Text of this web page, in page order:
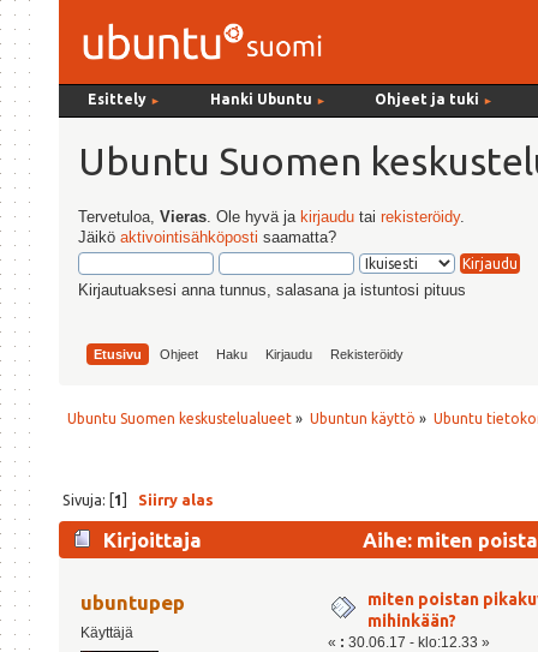
Esittely ► Hanki Ubuntu ► Ohjeet ja tuki ►
Ubuntu Suomen
Tervetuloa,Vieras . Ole hyvä ja kirjaudu tairekisteröidy.
Jäiköaktivointisähköposti saamatta?
Kirjautuaksesi anna tunnus, salasana ja istuntosi pituus
Etusivu Ohjeet Haku Kirjaudu Rekisteröidy
Ubuntu Suomen keskustelualueet » Ubuntun käyttö » Ubuntu
Sivuja: [1] Siirry alas
Kirjoittaja
Aihe: miten
ubuntupep
Käyttäjä
miten poistan
mihinkään?
« : 30.06.17 - klo:12.33 »